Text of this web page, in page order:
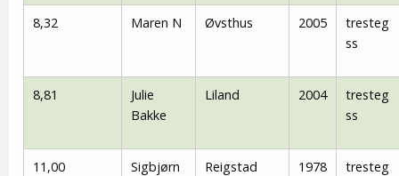
8,32 Maren N Øvsthus 2005
tresteg
ss
8,81
Julie
Bakke
Liland 2004
tresteg
ss
11,00 Sigbjørn Reigstad 1978 tresteg